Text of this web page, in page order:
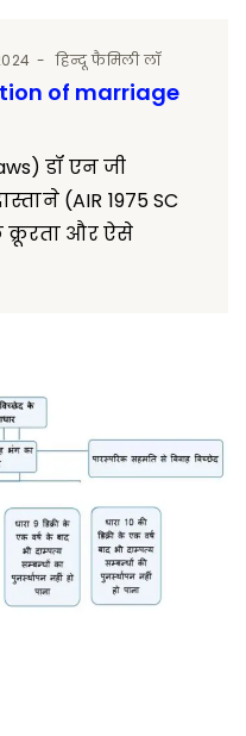
हिन्दू फैमिली लॉ
of marriage
डॉ एन जी
(AIR 1975 SC
और ऐसे